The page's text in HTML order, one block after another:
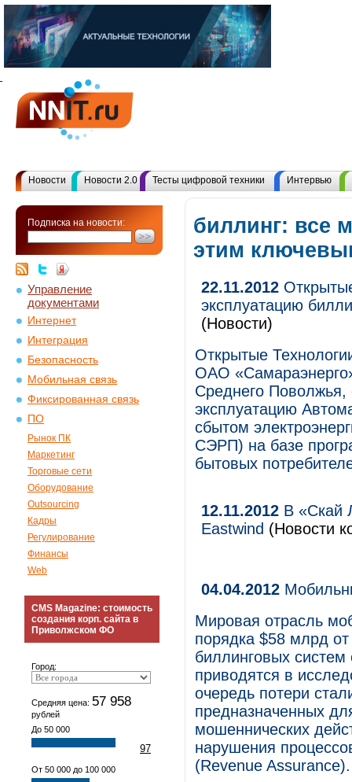
Новости Новости 2.0 Тесты цифровой техники Интервью
Подписка на новости:
Управление
документами
Интернет
Интеграция
Безопасность
Мобильная связь
Фиксированная связь
ПО
Рынок ПК
Маркетинг
Торговые сети
Оборудование
Outsourcing
Кадры
Регулирование
Финансы
Web
CMS Magazine: стоимость
создания корп. сайта в
Приволжском ФО
Город:
Средняя цена: 57 958
рублей
До 50 000
97
От 50 000 до 100 000
биллинг: все
этим
22.11.2012
эксплуатацию
(Новости)
Открытые
ОАО
Среднего
эксплуатацию
сбытом
СЭРП) на базе
бытовых
12.11.2012 В «Скай
Eastwind (Новости
04.04.2012
Мировая отрасль
порядка $58 млрд
биллинговых
приводятся в
очередь потери
предназначенных
мошеннических
нарушения
(Revenue Assurance).